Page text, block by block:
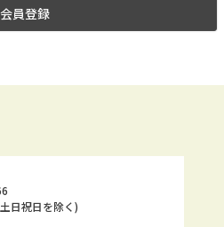
会員登録
日祝日を除く)